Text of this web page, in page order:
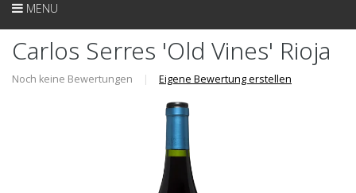
MENU
Carlos Serres 'Old Vines' Rioja
Noch keine Bewertungen | Eigene Bewertung erstellen